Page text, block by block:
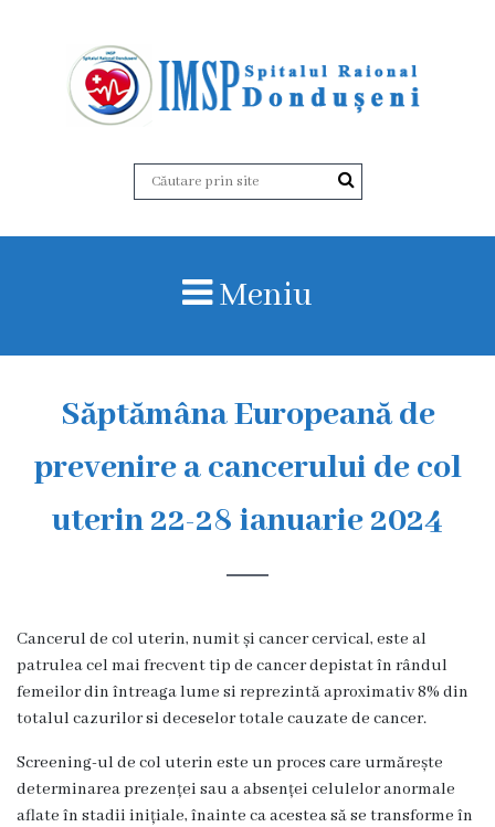
I
s
r
i
a
O
r
Meniu
Săptămâna Europeană de
prevenire a cancerului de col
uterin 22-28 ianuarie 2024
Cancerul de col uterin, numit și cancer cervical, este al
patrulea cel mai frecvent tip de cancer depistat în rândul
femeilor din întreaga lume si reprezintă aproximativ 8% din
totalul cazurilor si deceselor totale cauzate de cancer.
Screening-ul de col uterin este un proces care urmărește
determinarea prezenței sau a absenței celulelor anormale
aflate în stadii inițiale, înainte ca acestea să se transforme în